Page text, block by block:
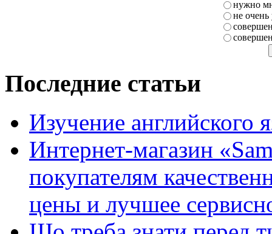
нужно
не очень
Последние статьи
Изучение английского
Интернет-магазин
покупателям
цены и лучшее